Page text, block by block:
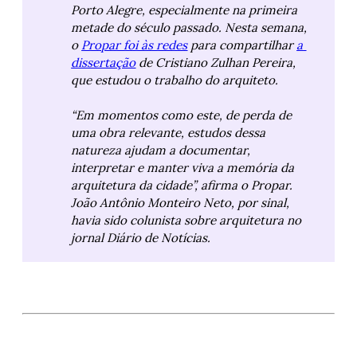
Porto Alegre, especialmente na primeira
metade do século passado. Nesta semana,
o Propar foi às redes para compartilhar a
dissertação de Cristiano Zulhan Pereira,
que estudou o trabalho do arquiteto.
“Em momentos como este, de perda de
uma obra relevante, estudos dessa
natureza ajudam a documentar,
interpretar e manter viva a memória da
arquitetura da cidade”, afirma o Propar.
João Antônio Monteiro Neto, por sinal,
havia sido colunista sobre arquitetura no
jornal Diário de Notícias.